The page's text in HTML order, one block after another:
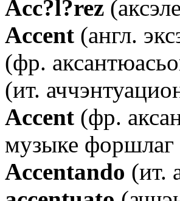
Аcc?l?rez
Аccent (англ.
(фр.
(ит.
Аccent (фр.
музыке
Аccentando (ит.